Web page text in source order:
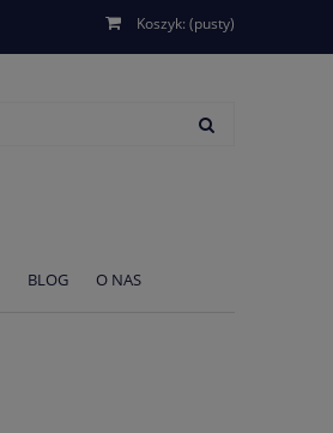
Koszyk: (pusty)
BLOG O NAS